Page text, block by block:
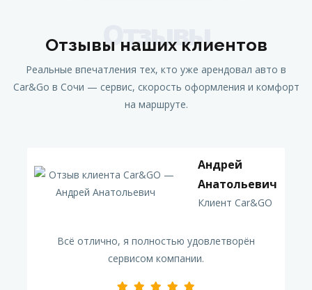
Отзывы наших клиентов
Реальные впечатления тех, кто уже арендовал авто в
Car&Go в Сочи — сервис, скорость оформления и комфорт
на маршруте.
Отзывы
Андрей
Анатольевич
Клиент Car&GO
Всё отлично, я полностью удовлетворён
сервисом компании.